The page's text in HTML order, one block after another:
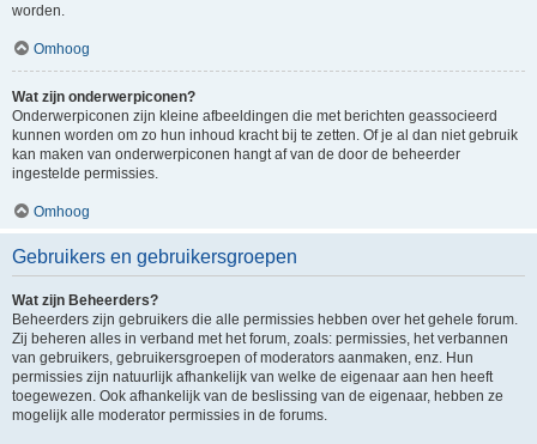
worden.
Omhoog
Wat zijn onderwerpiconen?
Onderwerpiconen zijn kleine afbeeldingen die met berichten geassocieerd
kunnen worden om zo hun inhoud kracht bij te zetten. Of je al dan niet gebruik
kan maken van onderwerpiconen hangt af van de door de beheerder
ingestelde permissies.
Omhoog
Gebruikers en gebruikersgroepen
Wat zijn Beheerders?
Beheerders zijn gebruikers die alle permissies hebben over het gehele forum.
Zij beheren alles in verband met het forum, zoals: permissies, het verbannen
van gebruikers, gebruikersgroepen of moderators aanmaken, enz. Hun
permissies zijn natuurlijk afhankelijk van welke de eigenaar aan hen heeft
toegewezen. Ook afhankelijk van de beslissing van de eigenaar, hebben ze
mogelijk alle moderator permissies in de forums.